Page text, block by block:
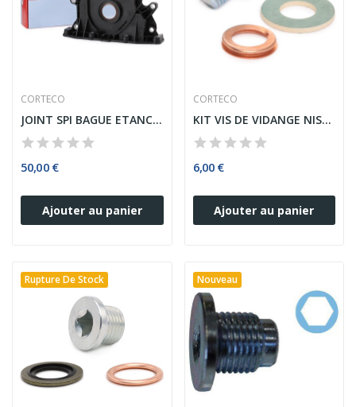
CORTECO
JOINT SPI BAGUE ETANCHEITE VILEBREQUIN COTE...
50,00 €
Ajouter au panier
CORTECO
KIT VIS DE VIDANGE NISSAN RENAULT DACIA TOYOTA...
6,00 €
Ajouter au panier
Rupture De Stock Nouveau